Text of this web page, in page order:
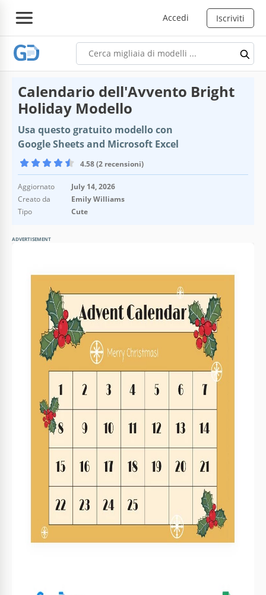
Accedi Iscriviti
Calendario dell'Avvento Bright
Holiday Modello
Usa questo gratuito modello con
Google Sheets and Microsoft Excel
4.58 (2 recensioni)
Aggiornato
July 14, 2026
Creato da
Emily Williams
Tipo
Cute
ADVERTISEMENT